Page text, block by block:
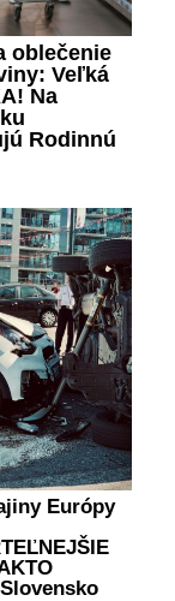
oblečenie
Veľká
Na
Rodinnú
Európy